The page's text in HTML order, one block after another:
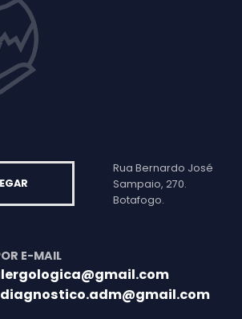
Rua Bernardo José
Sampaio, 270.
Botafogo.
E-MAIL